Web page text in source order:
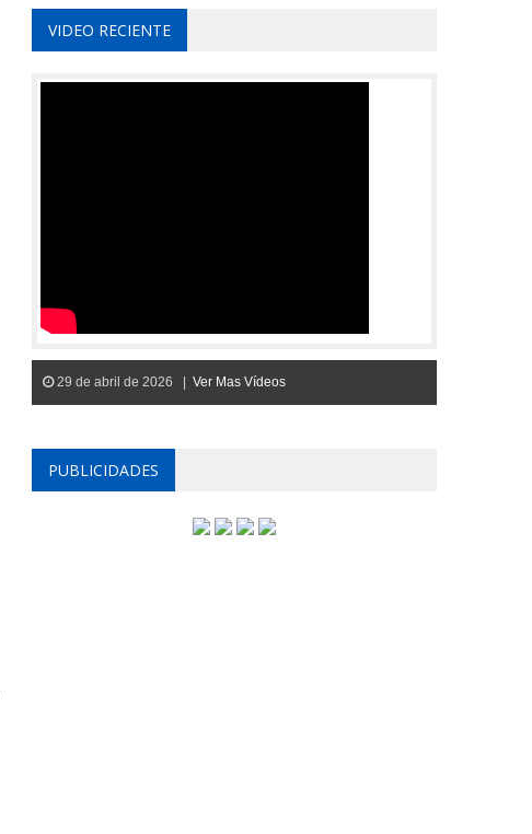
VIDEO RECIENTE
29 de abril de 2026 | Ver Mas Vídeos
PUBLICIDADES